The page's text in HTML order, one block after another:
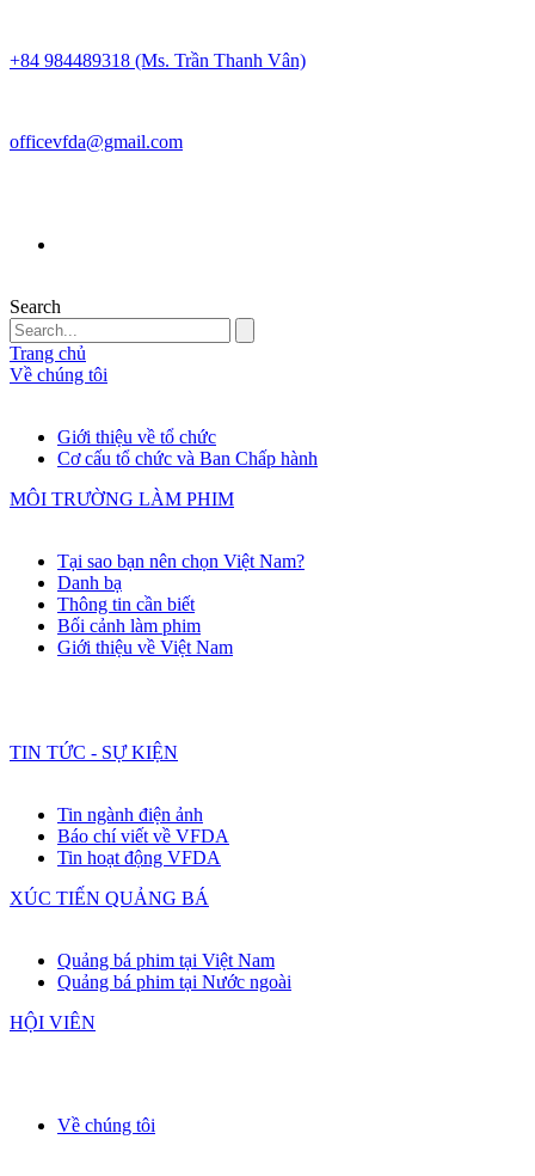
+84 984489318 (Ms. Trần Thanh Vân)
officevfda@gmail.com
Search
Trang chủ
Về chúng tôi
Giới thiệu về tổ chức
Cơ cấu tổ chức và Ban Chấp hành
MÔI TRƯỜNG LÀM PHIM
Tại sao bạn nên chọn Việt Nam?
Danh bạ
Thông tin cần biết
Bối cảnh làm phim
Giới thiệu về Việt Nam
TIN TỨC - SỰ KIỆN
Tin ngành điện ảnh
Báo chí viết về VFDA
Tin hoạt động VFDA
XÚC TIẾN QUẢNG BÁ
Quảng bá phim tại Việt Nam
Quảng bá phim tại Nước ngoài
HỘI VIÊN
Về chúng tôi